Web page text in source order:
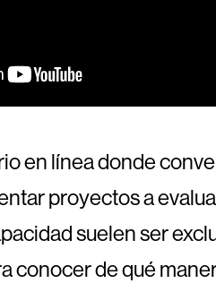
en línea donde
proyectos a
suelen ser
conocer de qué